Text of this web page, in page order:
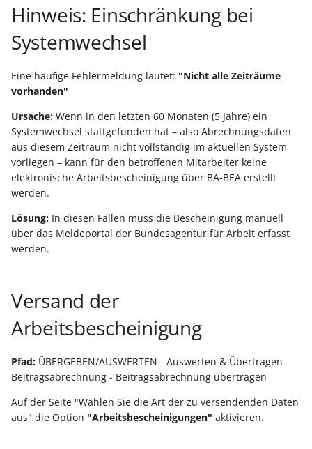
Hinweis: Einschränkung bei
Systemwechsel
Eine häufige Fehlermeldung lautet: "Nicht alle Zeiträume
vorhanden"
Ursache: Wenn in den letzten 60 Monaten (5 Jahre) ein
Systemwechsel stattgefunden hat – also Abrechnungsdaten
aus diesem Zeitraum nicht vollständig im aktuellen System
vorliegen – kann für den betroffenen Mitarbeiter keine
elektronische Arbeitsbescheinigung über BA-BEA erstellt
werden.
Lösung: In diesen Fällen muss die Bescheinigung manuell
über das Meldeportal der Bundesagentur für Arbeit erfasst
werden.
Versand der
Arbeitsbescheinigung
Pfad: ÜBERGEBEN/AUSWERTEN - Auswerten & Übertragen -
Beitragsabrechnung - Beitragsabrechnung übertragen
Auf der Seite "Wählen Sie die Art der zu versendenden Daten
aus" die Option "Arbeitsbescheinigungen" aktivieren.